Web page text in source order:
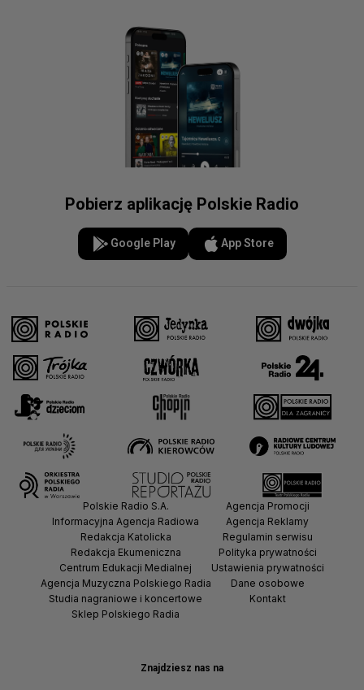
Pobierz aplikację Polskie Radio
Google Play App Store
Znajdziesz nas na
Polskie Radio S.A.
Informacyjna Agencja Radiowa
Redakcja Katolicka
Redakcja Ekumeniczna
Centrum Edukacji Medialnej
Agencja Muzyczna Polskiego Radia
Studia nagraniowe i koncertowe
Sklep Polskiego Radia
Agencja Promocji
Agencja Reklamy
Regulamin serwisu
Polityka prywatności
Ustawienia prywatności
Dane osobowe
Kontakt